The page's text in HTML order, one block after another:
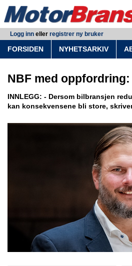
Logg inn eller registrer ny bruker
FORSIDEN NYHETSARKIV
NBF med
INNLEGG: - Dersom bilbransjen
kan konsekvensene bli store,